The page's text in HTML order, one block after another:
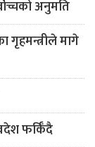
अनुमति
गृहमन्त्रीले मागे
फर्किँदै